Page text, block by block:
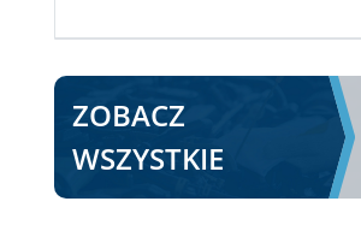
ZOBACZ
WSZYSTKIE